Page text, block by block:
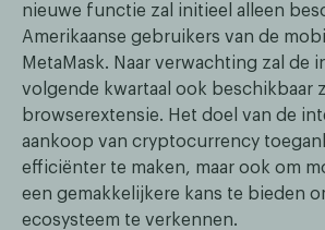
nieuwe functie zal initieel alleen
Amerikaanse gebruikers van de
MetaMask. Naar verwachting zal de
volgende kwartaal ook beschikbaar
browserextensie. Het doel van de
aankoop van cryptocurrency
efficiënter te maken, maar ook om
een gemakkelijkere kans te bieden
ecosysteem te verkennen.